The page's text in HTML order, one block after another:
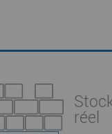
réel